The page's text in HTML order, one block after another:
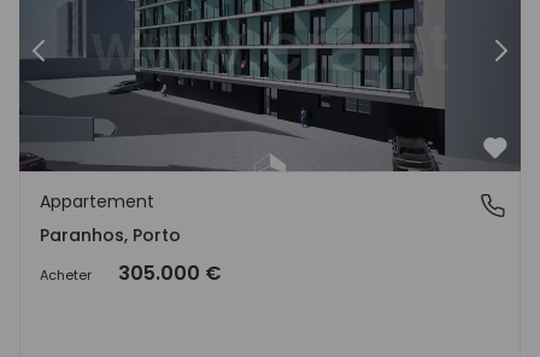
Précédent
Paranhos, Porto
Appartement
Paranhos, Porto
Acheter 305.000 €